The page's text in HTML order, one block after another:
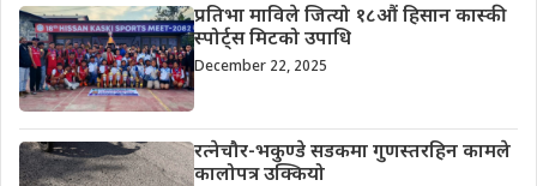
प्रतिभा माविले जित्यो १८औं हिसान कास्की
स्पोर्ट्स मिटको उपाधि
December 22, 2025
रत्नेचौर-भकुण्डे सडकमा गुणस्तरहिन कामले
कालोपत्र उक्कियो